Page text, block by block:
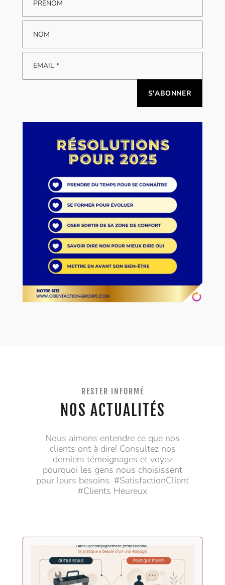
Alternative:
RESTER INFORMÉ
NOS ACTUALITÉS
Nous aimons entendre ce que nos
clients ont à dire! Consultez nos
derniers témoignages et voyez
pourquoi les gens nous choisissent
pour leurs besoins. #SatisfactionClient
#Clients Heureux